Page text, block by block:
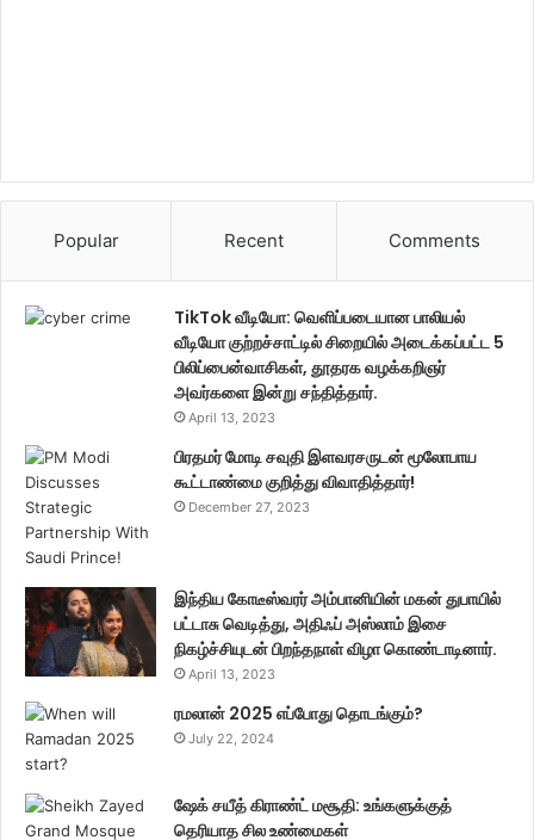
Popular Recent Comments
TikTok வீடியோ: வெளிப்படையான பாலியல்
வீடியோ குற்றச்சாட்டில் சிறையில் அடைக்கப்பட்ட 5
பிலிப்பைன்வாசிகள், தூதரக வழக்கறிஞர்
அவர்களை இன்று சந்தித்தார்.
April 13, 2023
பிரதமர் மோடி சவுதி இளவரசருடன் மூலோபாய
கூட்டாண்மை குறித்து விவாதித்தார்!
December 27, 2023
இந்திய கோடீஸ்வரர் அம்பானியின் மகன் துபாயில்
பட்டாசு வெடித்து, அதிஃப் அஸ்லாம் இசை
நிகழ்ச்சியுடன் பிறந்தநாள் விழா கொண்டாடினார்.
April 13, 2023
ரமலான் 2025 எப்போது தொடங்கும்?
July 22, 2024
ஷேக் சயீத் கிராண்ட் மசூதி: உங்களுக்குத்
தெரியாத சில உண்மைகள்